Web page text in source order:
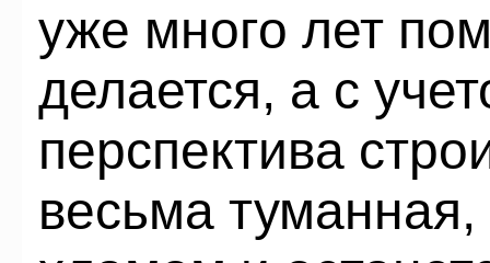
уже много лет
делается, а с
перспектива
весьма